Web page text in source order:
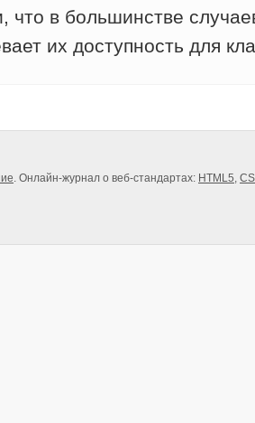
что в большинстве
их доступность для
. Онлайн-журнал о веб-стандартах: HTML5